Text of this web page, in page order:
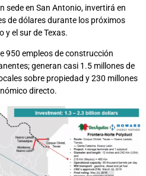
sede en San Antonio, invertirá en
de dólares durante los próximos
y el sur de Texas.
950 empleos de construcción
generan casi 1.5 millones de
sobre propiedad y 230 millones
directo.